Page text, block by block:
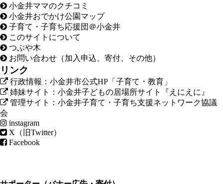
小金井ママのクチコミ
小金井おでかけ公園マップ
子育て・子育ち応援団＠小金井
このサイトについて
つぶや木
お問い合わせ（加入申込、寄付、その他）
リンク
行政情報：小金井市公式HP「子育て・教育」
姉妹サイト：小金井子どもの居場所サイト『えにえに』
管理サイト：小金井子育て・子育ち支援ネットワーク協議
会
instagram
X（旧Twitter）
Facebook